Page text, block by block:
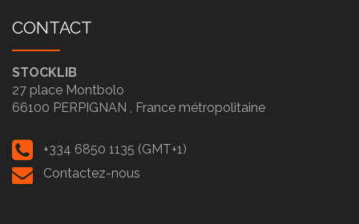
CONTACT
STOCKLIB
27 place Montbolo
66100 PERPIGNAN , France métropolitaine
+334 6850 1135 (GMT+1)
Contactez-nous